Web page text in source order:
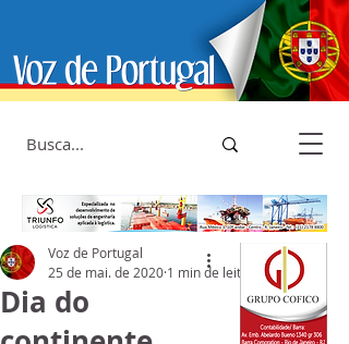
Dia do
Voz de Portugal
25 de mai. de 2020 1 min de leitura